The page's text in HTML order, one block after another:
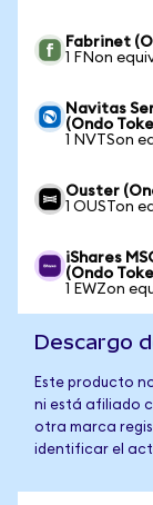
Fabrinet
1 FNon
Navitas
(Ondo
1 NVTSon
Ouster
1 OUSTon
iShares
(Ondo
1 EWZon
Descargo
Este producto
ni está afiliado
otra marca
identificar el